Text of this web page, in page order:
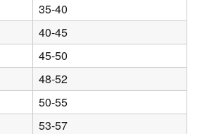
35-40
40-45
45-50
48-52
50-55
53-57